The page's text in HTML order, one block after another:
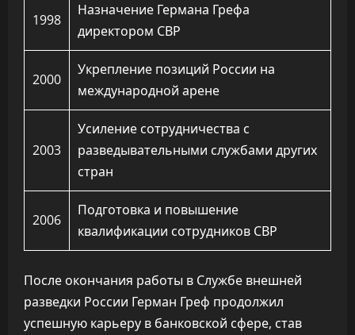
1998
Назначение Германа Грефа
директором СВР
2000
Укрепление позиций России на
международной арене
2003
Усиление сотрудничества с
разведывательными службами других
стран
2006
Подготовка и повышение
квалификации сотрудников СВР
После окончания работы в Службе внешней
разведки России Герман Греф продолжил
успешную карьеру в банковской сфере, став